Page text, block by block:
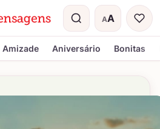
AA
Tamanho do
Amizade Aniversário Bonitas